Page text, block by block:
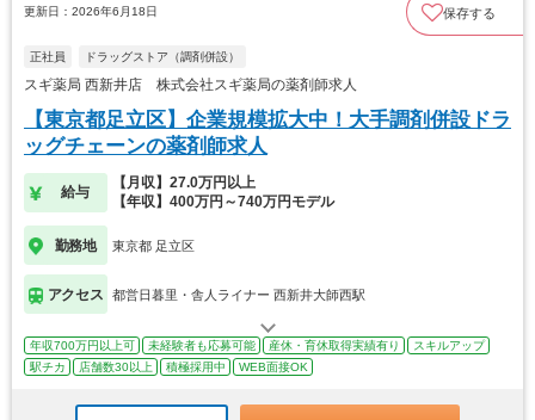
更新日：2026年6月18日 保存する
正社員 ドラッグストア（調剤併設）
スギ薬局 西新井店 株式会社スギ薬局の薬剤師求人
【東京都足立区】企業規模拡大中！大手調剤併設ドラ
ッグチェーンの薬剤師求人
給与
【月収】27.0万円以上
【年収】400万円～740万円モデル
勤務地 東京都 足立区
アクセス 都営日暮里・舎人ライナー 西新井大師西駅
年収700万円以上可 未経験者も応募可能 産休・育休取得実績有り
スキルアップ
駅チカ
店舗数30以上 積極採用中 WEB面接OK